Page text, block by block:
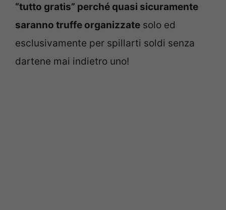
“tutto gratis” perché quasi sicuramente
saranno truffe organizzate solo ed
esclusivamente per spillarti soldi senza
dartene mai indietro uno!